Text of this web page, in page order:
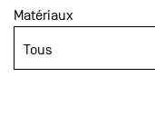
Matériaux